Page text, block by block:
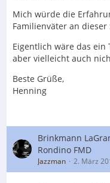
Mich würde die
Familienväter an
Eigentlich wäre das
aber vielleicht auch
Beste Grüße,
Henning
Brinkmann
Rondino FMD
Jazzman 2. März